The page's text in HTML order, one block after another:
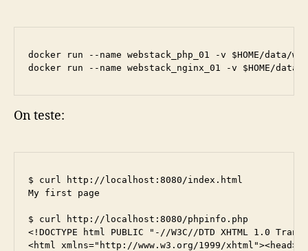
docker run --name webstack_php_01 -v $HOME/
On teste:
$ curl http://localhost:8080/index.html
My first page
$ curl http://localhost:8080/phpinfo.php
<!DOCTYPE html PUBLIC "-//W3C//DTD XHTML 1.0
<html xmlns="http://www.w3.org/1999/xhtml"><head>